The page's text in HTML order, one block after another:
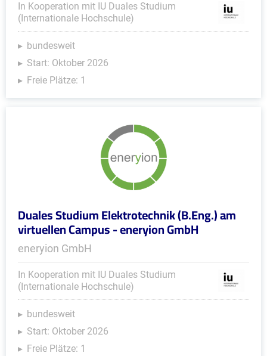
In Kooperation mit IU Duales Studium
(Internationale Hochschule)
bundesweit
Start: Oktober 2026
Freie Plätze: 1
Duales Studium Elektrotechnik (B.Eng.) am
virtuellen Campus - eneryion GmbH
eneryion GmbH
In Kooperation mit IU Duales Studium
(Internationale Hochschule)
bundesweit
Start: Oktober 2026
Freie Plätze: 1